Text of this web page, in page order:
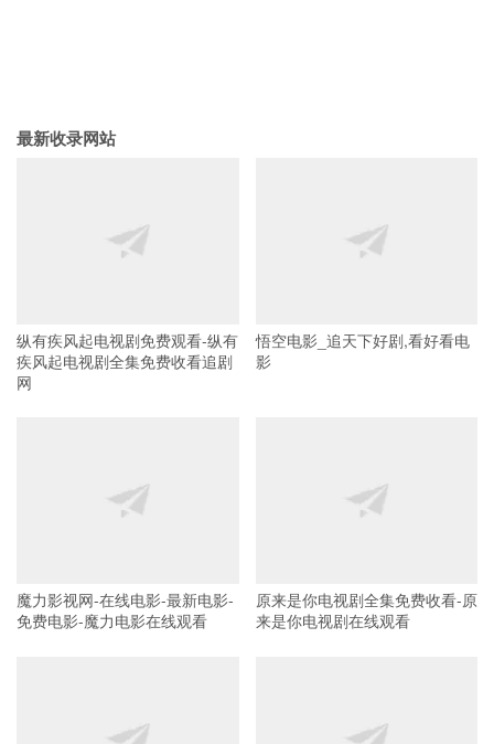
最新收录网站
纵有疾风起电视剧免费观看-纵有
疾风起电视剧全集免费收看追剧
网
悟空电影_追天下好剧,看好看电
影
魔力影视网-在线电影-最新电影-
免费电影-魔力电影在线观看
原来是你电视剧全集免费收看-原
来是你电视剧在线观看